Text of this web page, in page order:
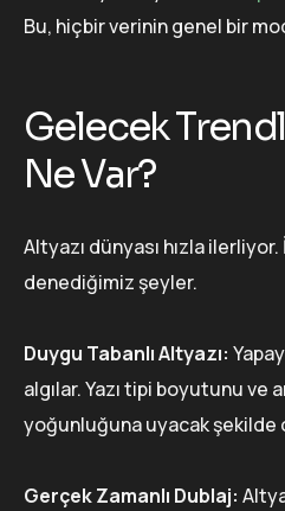
Bu, hiçbir verinin genel bir
Gelecek
Ne Var?
Altyazı dünyası hızla
denediğimiz şeyler.
Duygu Tabanlı Altyazı:
algılar. Yazı tipi boyutunu ve
yoğunluğuna uyacak şekilde
Gerçek Zamanlı Dublaj: